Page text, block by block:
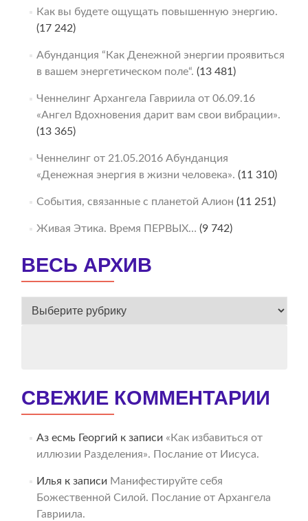
Как вы будете ощущать повышенную энергию.
(17 242)
Абунданция “Как Денежной энергии проявиться
в вашем энергетическом поле“. (13 481)
Ченнелинг Архангела Гавриила от 06.09.16
«Ангел Вдохновения дарит вам свои вибрации».
(13 365)
Ченнелинг от 21.05.2016 Абунданция
«Денежная энергия в жизни человека». (11 310)
События, связанные с планетой Алион (11 251)
Живая Этика. Время ПЕРВЫХ… (9 742)
ВЕСЬ АРХИВ
ВЕСЬ
СВЕЖИЕ КОММЕНТАРИИ
Аз есмь Георгий к записи «Как избавиться от
иллюзии Разделения». Послание от Иисуса.
Илья к записи Манифестируйте себя
Божественной Силой. Послание от Архангела
Гавриила.